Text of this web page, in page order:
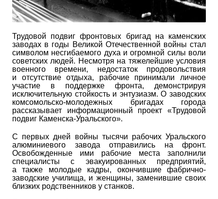
Трудовой подвиг фронтовых бригад на каменских
заводах в годы Великой Отечественной войны стал
символом несгибаемого духа и огромной силы воли
советских людей. Несмотря на тяжелейшие условия
военного времени, недостаток продовольствия
и отсутствие отдыха, рабочие принимали личное
участие в поддержке фронта, демонстрируя
исключительную стойкость и энтузиазм. О заводских
комсомольско-молодежных бригадах города
рассказывает информационный проект «Трудовой
подвиг Каменска-Уральского».
С первых дней войны тысячи рабочих Уральского
алюминиевого завода отправились на фронт.
Освобожденные ими рабочие места заполнили
специалисты с эвакуированных предприятий,
а также молодые кадры, окончившие фабрично-
заводские училища, и женщины, заменившие своих
близких родственников у станков.